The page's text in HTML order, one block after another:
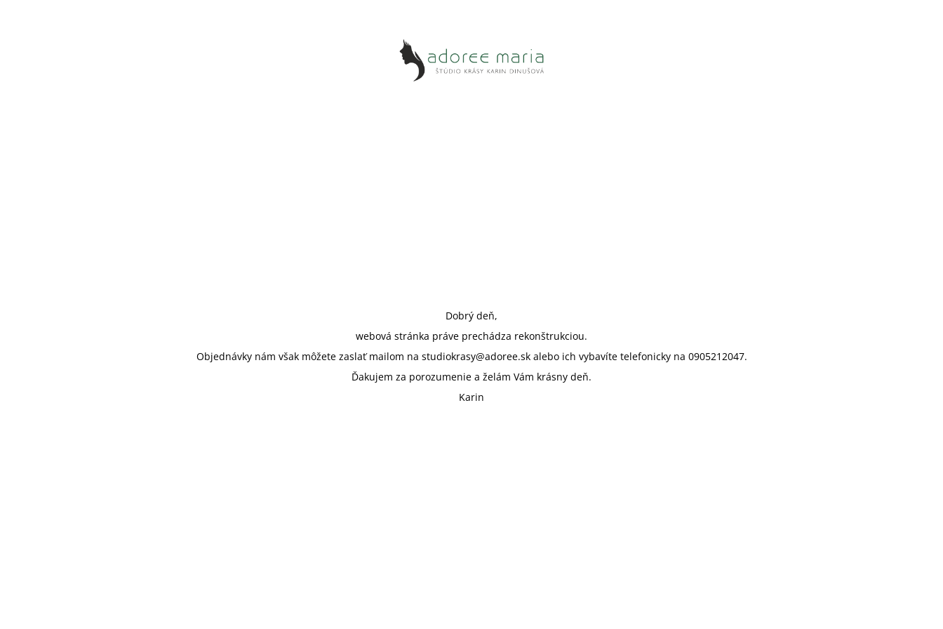
Dobrý deň,
webová stránka práve prechádza rekonštrukciou.
Objednávky nám však môžete zaslať mailom na studiokrasy@adoree.sk alebo ich vybavíte telefonicky na 0905212047.
Ďakujem za porozumenie a želám Vám krásny deň.
Karin